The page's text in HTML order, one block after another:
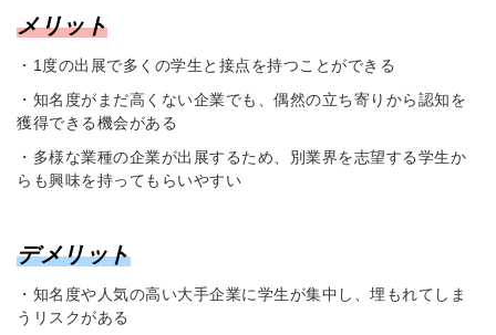
メリット
・1度の出展で多くの学生と接点を持つことができる
・知名度がまだ高くない企業でも、偶然の立ち寄りから認知を
獲得できる機会がある
・多様な業種の企業が出展するため、別業界を志望する学生か
らも興味を持ってもらいやすい
デメリット
・知名度や人気の高い大手企業に学生が集中し、埋もれてしま
うリスクがある
グインが必要です。
録はこちら
アドレス
取り組みなどを取材した
ビュー記事が読める
ートが届く